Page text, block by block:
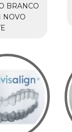
BRANCO
NOVO